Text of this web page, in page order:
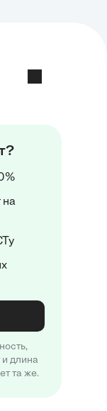
на
и длина
та же.